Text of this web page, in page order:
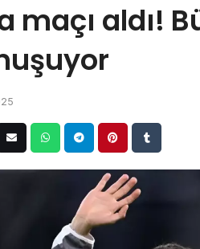
maçı aldı!